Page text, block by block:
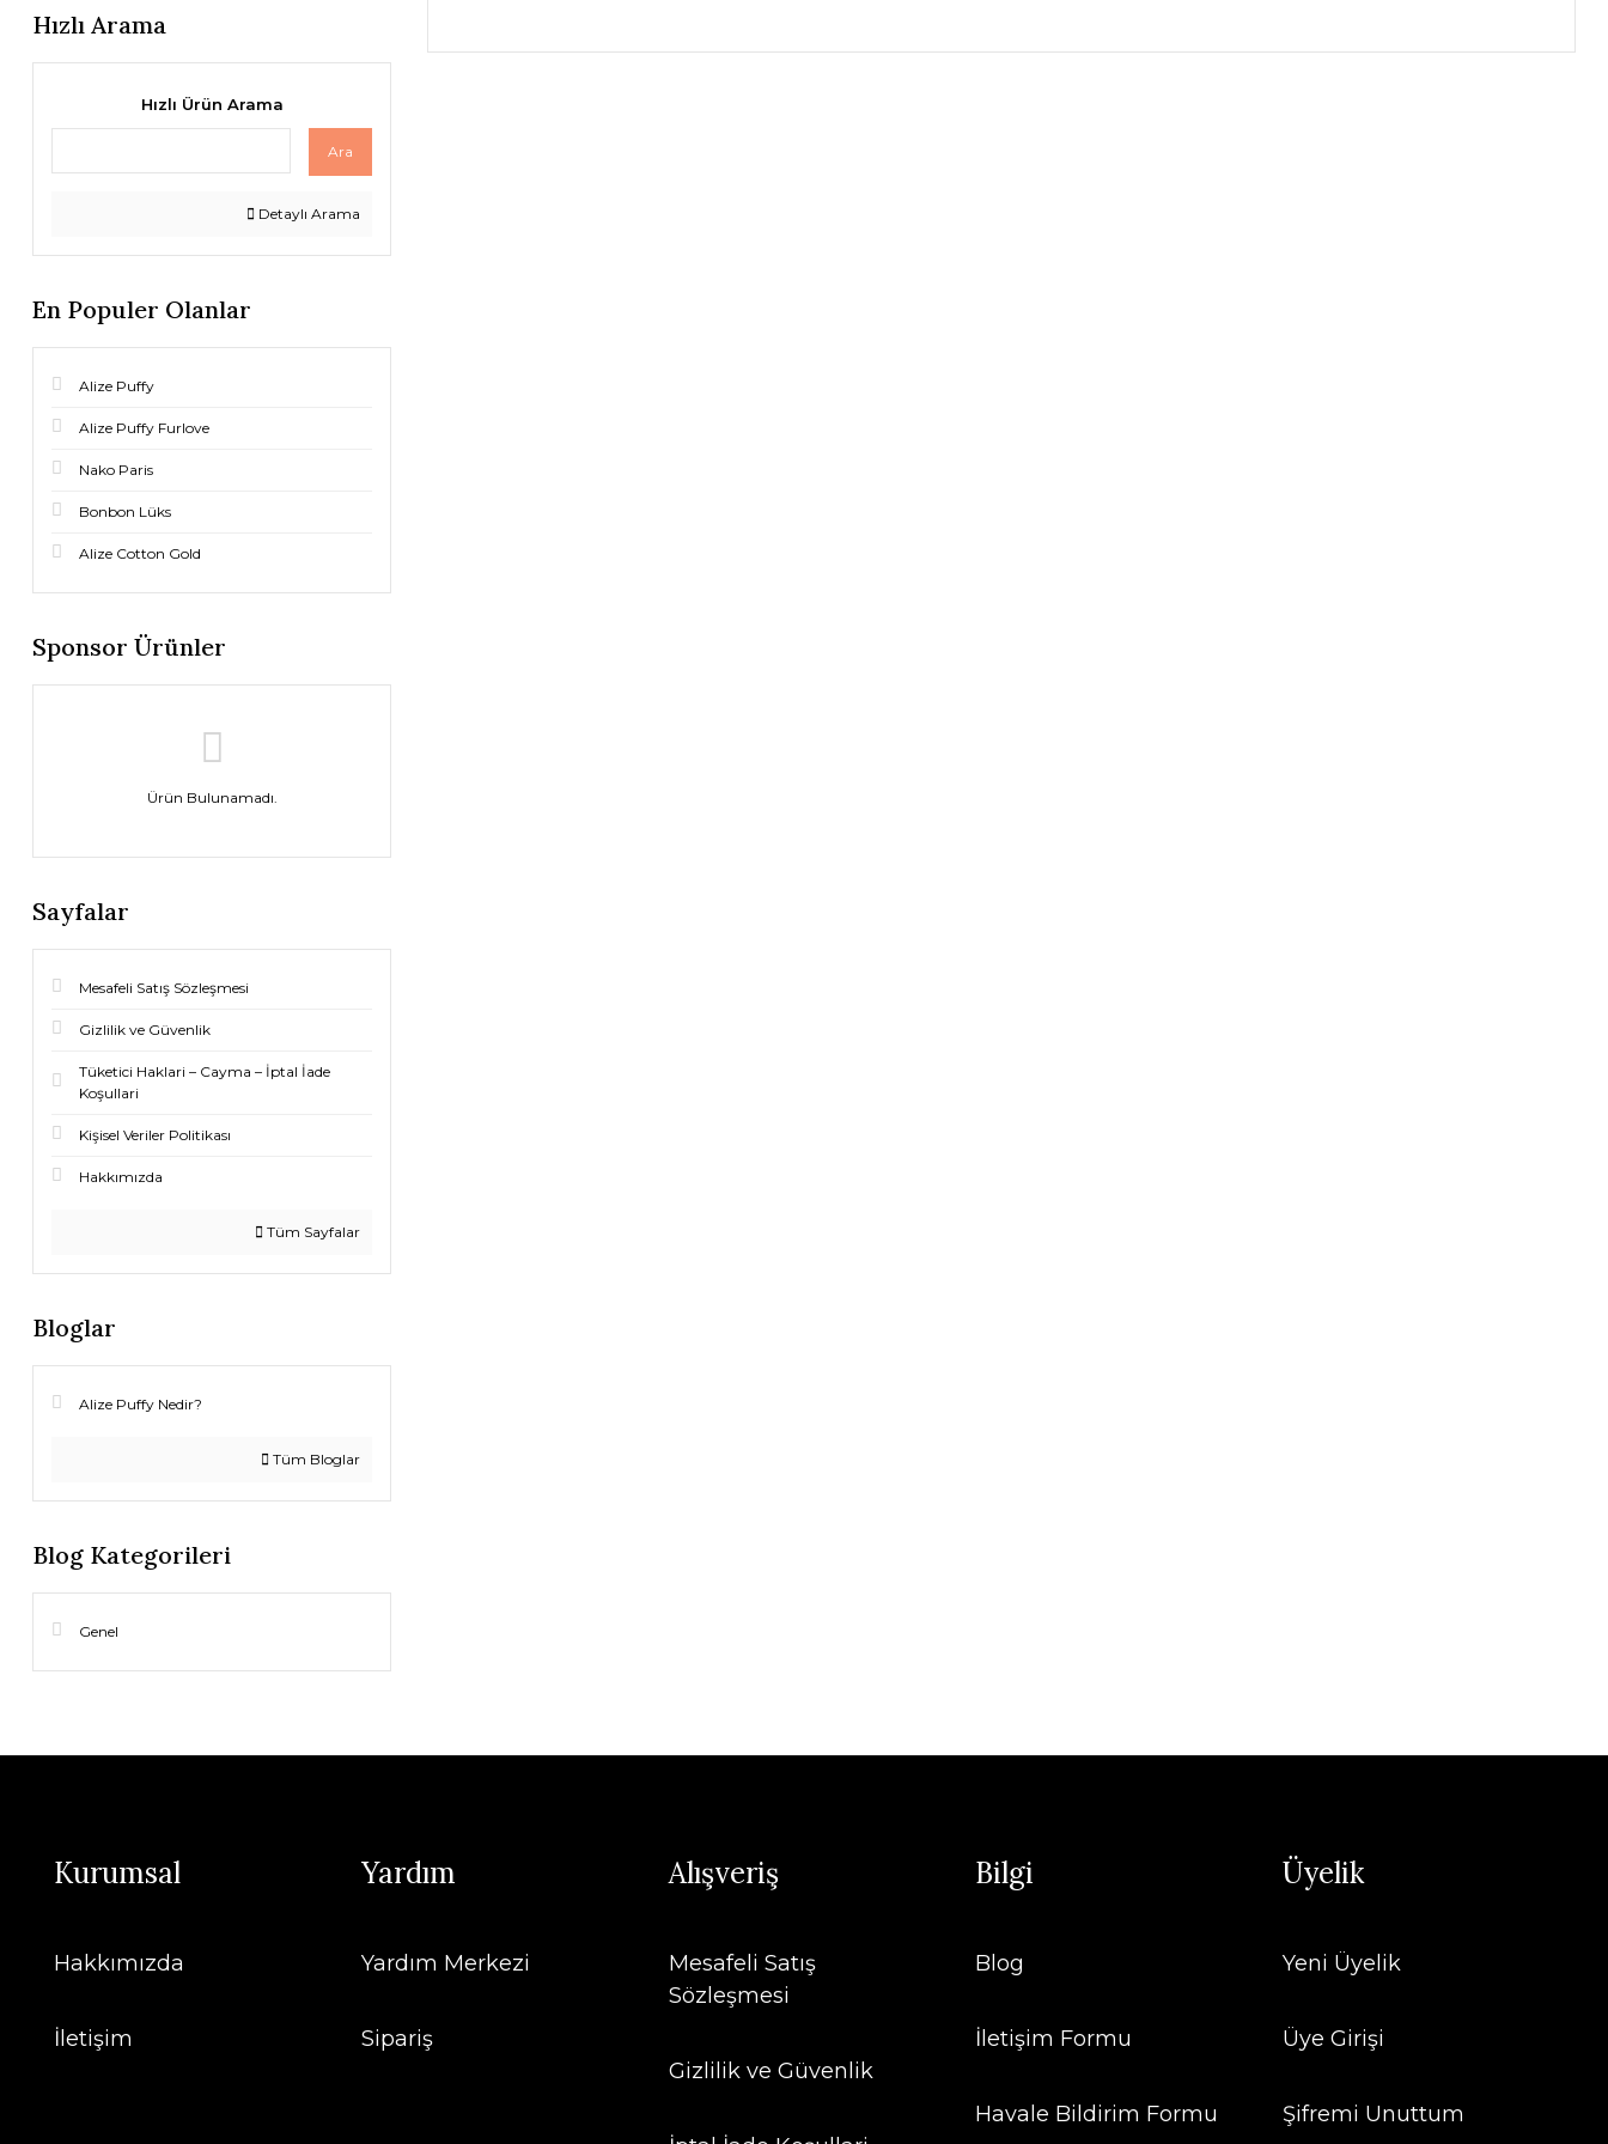
Hızlı Arama
Hızlı Ürün Arama
Ara
Detaylı Arama
En Populer Olanlar
Alize Puffy
Alize Puffy Furlove
Nako Paris
Bonbon Lüks
Alize Cotton Gold
Sponsor Ürünler
Ürün Bulunamadı.
Sayfalar
Mesafeli Satış Sözleşmesi
Gizlilik ve Güvenlik
Tüketici Haklari – Cayma – İptal İade
Koşullari
Kişisel Veriler Politikası
Hakkımızda
Tüm Sayfalar
Bloglar
Alize Puffy Nedir?
Tüm Bloglar
Blog Kategorileri
Genel
Kurumsal
Hakkımızda
İletişim
Yardım
Yardım Merkezi
Sipariş
Alışveriş
Mesafeli Satış
Sözleşmesi
Gizlilik ve Güvenlik
Bilgi
Blog
İletişim Formu
Havale Bildirim Formu
Üyelik
Yeni Üyelik
Üye Girişi
Şifremi Unuttum